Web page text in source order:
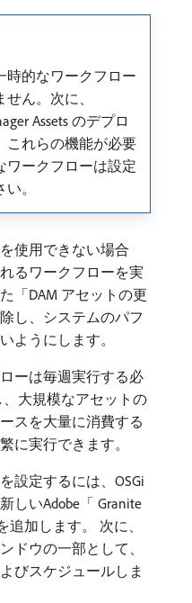
時的なワークフロー
ん。次に、
Assets のデプロ
これらの機能が必要
ワークフローは設定
。
使用できない場合
るワークフローを実
「DAM アセットの更
し、システムのパフ
ようにします。
ーは毎週実行する必
大規模なアセットの
スを大量に消費する
に実行できます。
設定するには、OSGi
しいAdobe「 Granite
追加します。 次に、
ドウの一部として、
びスケジュールしま